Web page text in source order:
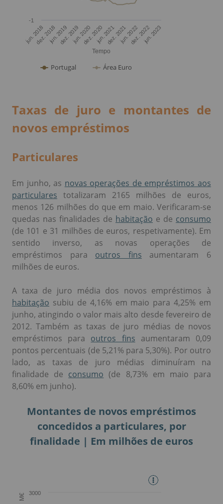
Taxas de juro e montantes de
novos empréstimos
Em junho, asnovas operações de empréstimos aos
particulares totalizaram 2165 milhões de euros,
menos 126 milhões do que em maio. Verificaram-se
quedas nas finalidades dehabitaçãoe deconsumo
(de 101 e 31 milhões de euros, respetivamente). Em
sentido inverso, as novas operações de
empréstimos para
A taxa de juro média dos novos empréstimos à
habitaçãosubiu de 4,16% em maio para 4,25% em
junho, atingindo o valor mais alto desde fevereiro de
2012. Também as taxas de juro médias de novos
empréstimos paraoutros finsaumentaram 0,09
pontos percentuais (de 5,21% para 5,30%). Por outro
lado, as taxas de juro médias diminuíram na
finalidade deconsumo
Montantes de novos empréstimos
concedidos a particulares, por
finalidade | Em milhões de euros